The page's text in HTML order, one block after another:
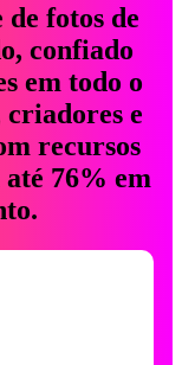
fotos de
confiado
em todo o
e
recursos
76% em